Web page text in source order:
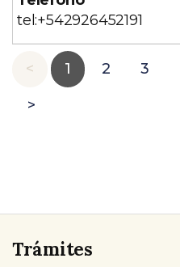
tel:+542926452191
< 1 2 3
>
Trámites